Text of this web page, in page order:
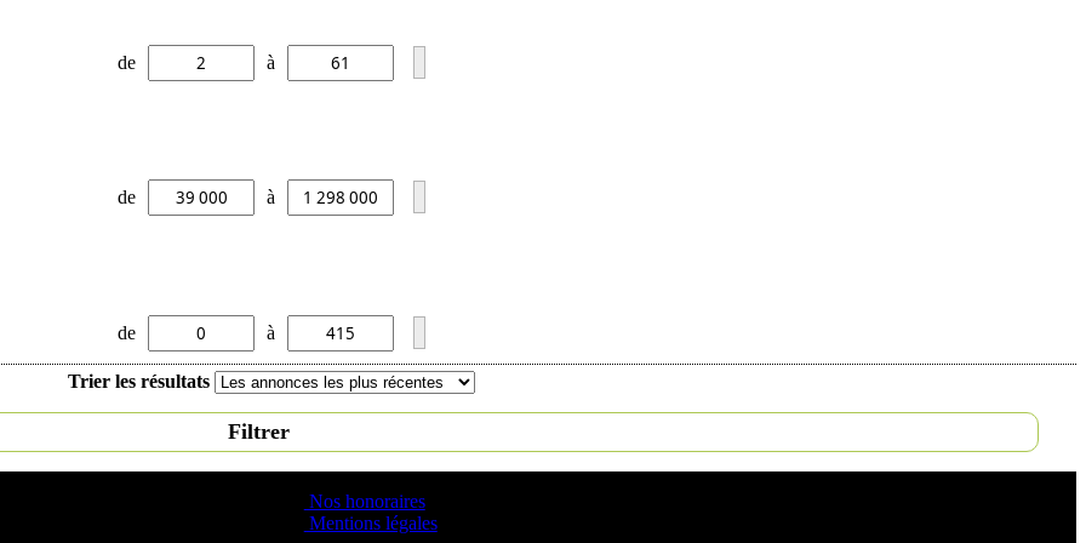
de à
de à
de à
Trier les résultats
Filtrer
Nos honoraires
Mentions légales